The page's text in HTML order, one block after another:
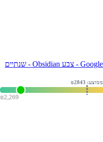
טלפון סלולרי Google Pixel 10 12GB+256GB - צבע Obsidian - שנתיים
₪2,269
ממוצע: ₪ 2843